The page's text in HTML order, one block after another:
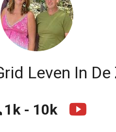
Leven In De
1k - 10k